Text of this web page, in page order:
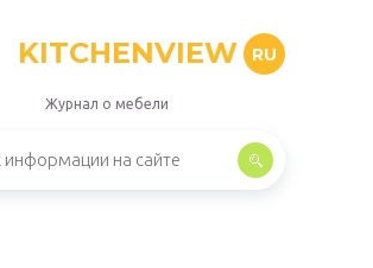
KITCHENVIEW RU
Журнал о мебели